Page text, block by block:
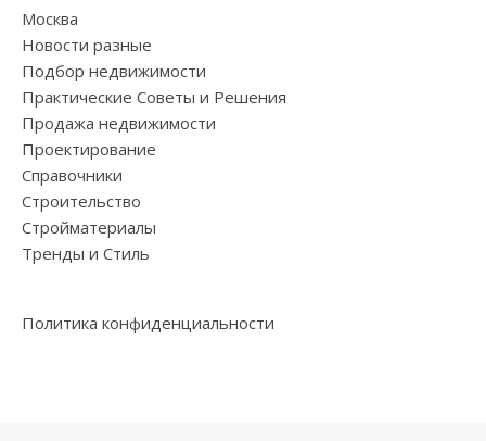
Москва
Новости разные
Подбор недвижимости
Практические Советы и Решения
Продажа недвижимости
Проектирование
Справочники
Строительство
Стройматериалы
Тренды и Стиль
Политика конфиденциальности